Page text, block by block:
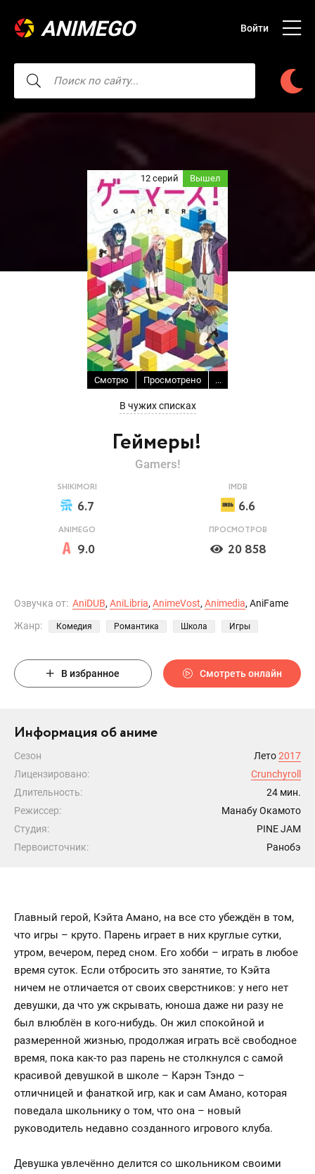
ANIMEGO Войти
Геймеры!
12 серий Вышел
Смотрю Просмотрено ...
В чужих списках
Gamers!
SHIKIMORI
6.7
IMDB
6.6
ANIMEGO
9.0
ПРОСМОТРОВ
20 858
Озвучка от: AniDUB, AniLibria, AnimeVost, Animedia, AniFame
Жанр:
Комедия Романтика Школа Игры
В избранное Смотреть онлайн
Информация об аниме
Сезон Лето2017
Лицензировано:
Crunchyroll
Длительность:
24 мин.
Режиссер:
Манабу Окамото
Студия:
PINE JAM
Первоисточник:
Ранобэ
Главный герой, Кэйта Амано, на все сто убеждён в том,
что игры – круто. Парень играет в них круглые сутки,
утром, вечером, перед сном. Его хобби – играть в любое
время суток. Если отбросить это занятие, то Кэйта
ничем не отличается от своих сверстников: у него нет
девушки, да что уж скрывать, юноша даже ни разу не
был влюблён в кого-нибудь. Он жил спокойной и
размеренной жизнью, продолжая играть всё свободное
время, пока как-то раз парень не столкнулся с самой
красивой девушкой в школе – Карэн Тэндо –
отличницей и фанаткой игр, как и сам Амано, которая
поведала школьнику о том, что она – новый
руководитель недавно созданного игрового клуба.
Девушка увлечённо делится со школьником своими